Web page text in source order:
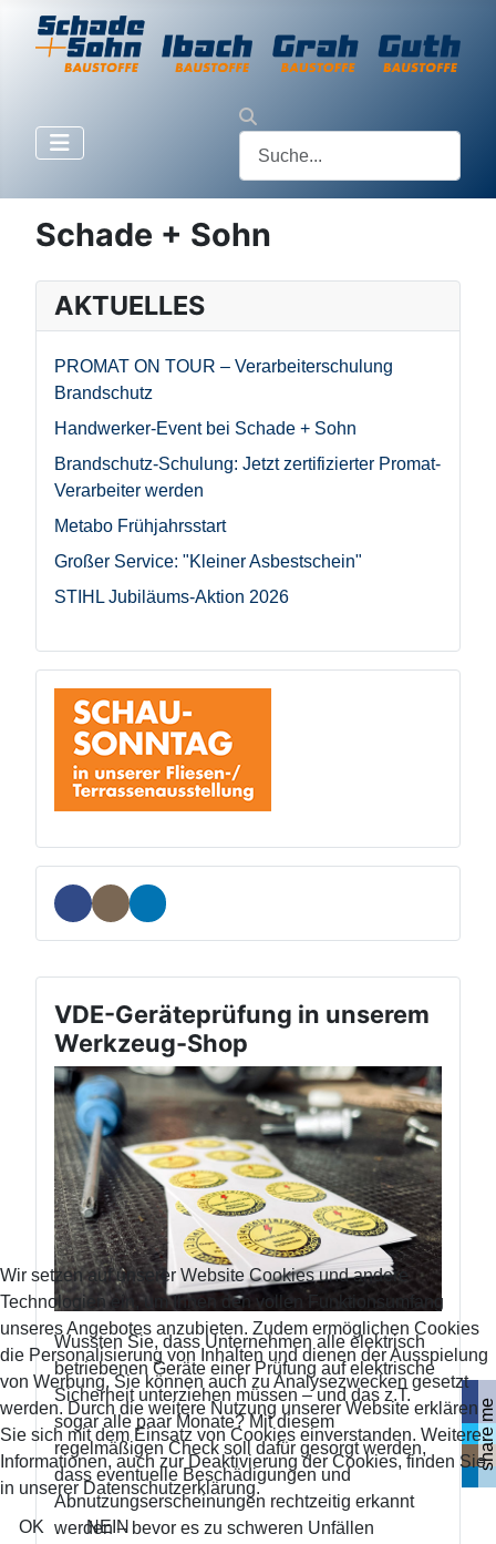
VDE-Geräteprüfung in unserem
Werkzeug-Shop
Wussten Sie, dass Unternehmen alle elektrisch
betriebenen Geräte einer Prüfung auf elektrische
Sicherheit unterziehen müssen – und das z.T.
sogar alle paar Monate? Mit diesem
regelmäßigen Check soll dafür gesorgt werden,
dass eventuelle Beschädigungen und
Abnutzungserscheinungen rechtzeitig erkannt
werden – bevor es zu schweren Unfällen
Schade + Sohn
AKTUELLES
PROMAT ON TOUR – Verarbeiterschulung
Brandschutz
Handwerker-Event bei Schade + Sohn
Brandschutz-Schulung: Jetzt zertifizierter Promat-
Verarbeiter werden
Metabo Frühjahrsstart
Großer Service: "Kleiner Asbestschein"
STIHL Jubiläums-Aktion 2026
share me
Wir setzen auf unserer Website Cookies und andere
Technologien ein, um Ihnen den vollen Funktionsumfang
unseres Angebotes anzubieten. Zudem ermöglichen Cookies
die Personalisierung von Inhalten und dienen der Ausspielung
von Werbung. Sie können auch zu Analysezwecken gesetzt
werden. Durch die weitere Nutzung unserer Website erklären
Sie sich mit dem Einsatz von Cookies einverstanden. Weitere
Informationen, auch zur Deaktivierung der Cookies, finden Sie
in unserer Datenschutzerklärung.
OK NEIN